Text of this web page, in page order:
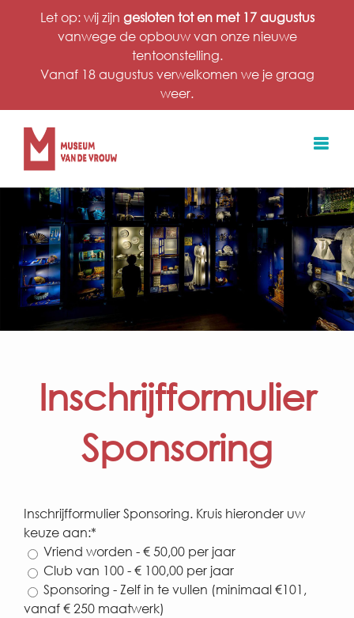
Let op: wij zijn gesloten tot en met 17 augustus
vanwege de opbouw van onze nieuwe
tentoonstelling.
Vanaf 18 augustus verwelkomen we je graag
weer.
Inschrijfformulier
Sponsoring
Inschrijfformulier Sponsoring. Kruis hieronder uw
keuze aan:*
Vriend worden - € 50,00 per jaar
Club van 100 - € 100,00 per jaar
Sponsoring - Zelf in te vullen (minimaal €101,
vanaf € 250 maatwerk)